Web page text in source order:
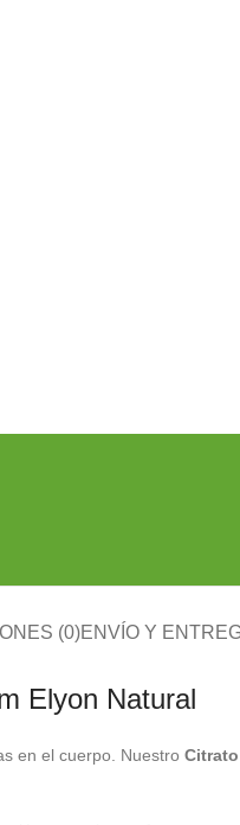
(0)ENVÍO Y
Elyon Natural
en el cuerpo. Nuestro